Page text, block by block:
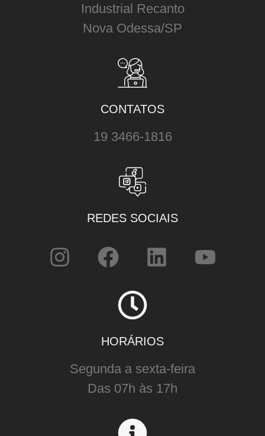
Industrial Recanto
Nova Odessa/SP
CONTATOS
19 3466-1816
REDES SOCIAIS
HORÁRIOS
Segunda a sexta-feira
Das 07h às 17h